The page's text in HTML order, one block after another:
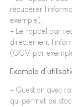
récupérer
exemple).
– Le rappel par
directement
(QCM par
Exemple
– Question avec
qui permet de